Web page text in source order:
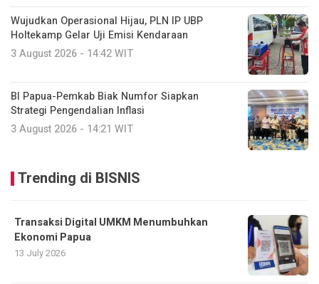
Wujudkan Operasional Hijau, PLN IP UBP
Holtekamp Gelar Uji Emisi Kendaraan
3 August 2026 - 14:42 WIT
BI Papua-Pemkab Biak Numfor Siapkan
Strategi Pengendalian Inflasi
3 August 2026 - 14:21 WIT
Trending di BISNIS
Transaksi Digital UMKM Menumbuhkan
Ekonomi Papua
13 July 2026